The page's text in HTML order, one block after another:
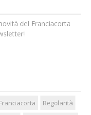
del Franciacorta
Franciacorta Regolarità